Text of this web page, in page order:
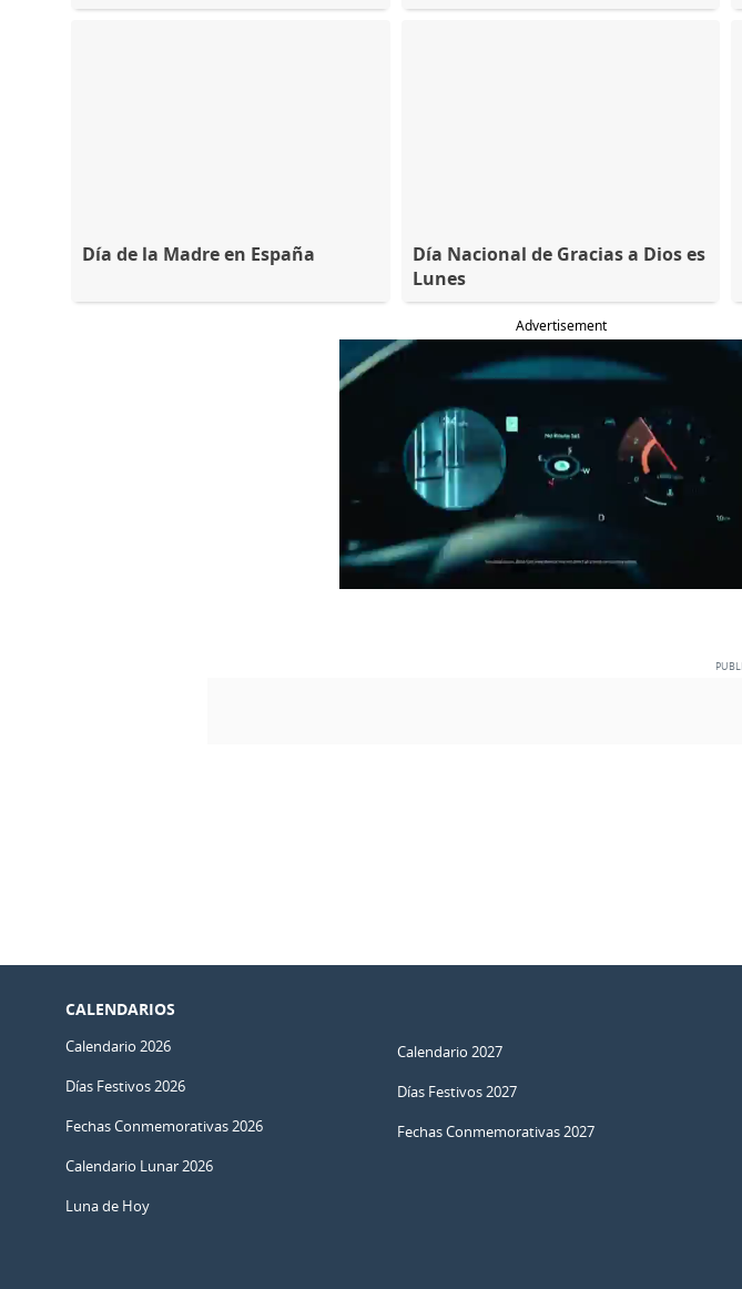
Día de la Madre en España
Día Nacional de Gracias a Dios es
Lunes
Advertisement
CALENDARIOS
Calendario 2026
Días Festivos 2026
Fechas Conmemorativas 2026
Calendario Lunar 2026
Luna de Hoy
Calendario 2027
Días Festivos 2027
Fechas Conmemorativas 2027